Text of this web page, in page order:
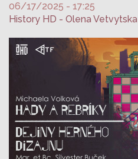
06/17/2025 - 17:25
History HD - Olena Vetvytska